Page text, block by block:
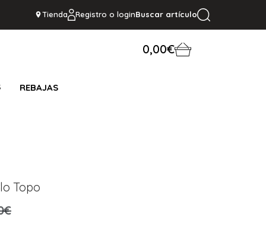
Tienda Registro o loginBuscar artículo
0,00€
REBAJAS
Topo